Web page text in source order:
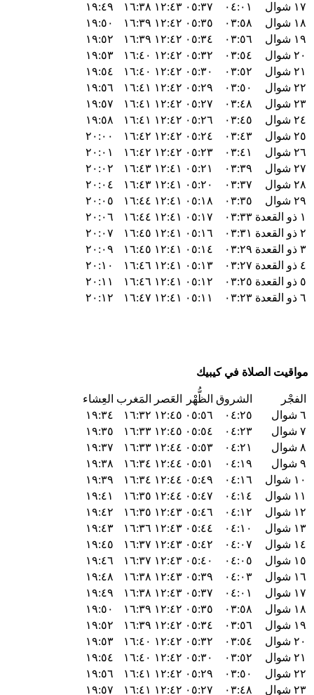
١٧ شوال
٠٤:٠١ ٠٥:٣٧ ١٢:٤٣ ١٦:٣٨
١٩:٤٩
١٨ شوال
٠٣:٥٨ ٠٥:٣٥ ١٢:٤٢ ١٦:٣٩
١٩:٥٠
١٩ شوال
٠٣:٥٦ ٠٥:٣٤ ١٢:٤٢ ١٦:٣٩
١٩:٥٢
٢٠ شوال
٠٣:٥٤ ٠٥:٣٢ ١٢:٤٢ ١٦:٤٠
١٩:٥٣
٢١ شوال
٠٣:٥٢ ٠٥:٣٠ ١٢:٤٢ ١٦:٤٠
١٩:٥٤
٢٢ شوال
٠٣:٥٠ ٠٥:٢٩ ١٢:٤٢ ١٦:٤١
١٩:٥٦
٢٣ شوال
٠٣:٤٨ ٠٥:٢٧ ١٢:٤٢ ١٦:٤١
١٩:٥٧
٢٤ شوال
٠٣:٤٥ ٠٥:٢٦ ١٢:٤٢ ١٦:٤١
١٩:٥٨
٢٥ شوال
٠٣:٤٣ ٠٥:٢٤ ١٢:٤٢ ١٦:٤٢
٢٠:٠٠
٢٦ شوال
٠٣:٤١ ٠٥:٢٣ ١٢:٤٢ ١٦:٤٢
٢٠:٠١
٢٧ شوال
٠٣:٣٩ ٠٥:٢١ ١٢:٤١ ١٦:٤٣
٢٠:٠٢
٢٨ شوال
٠٣:٣٧ ٠٥:٢٠ ١٢:٤١ ١٦:٤٣
٢٠:٠٤
٢٩ شوال
٠٣:٣٥ ٠٥:١٨ ١٢:٤١ ١٦:٤٤
٢٠:٠٥
١ ذو القعدة
٠٣:٣٣ ٠٥:١٧ ١٢:٤١ ١٦:٤٤
٢٠:٠٦
٢ ذو القعدة
٠٣:٣١ ٠٥:١٦ ١٢:٤١ ١٦:٤٥
٢٠:٠٧
٣ ذو القعدة
٠٣:٢٩ ٠٥:١٤ ١٢:٤١ ١٦:٤٥
٢٠:٠٩
٤ ذو القعدة
٠٣:٢٧ ٠٥:١٣ ١٢:٤١ ١٦:٤٦
٢٠:١٠
٥ ذو القعدة
٠٣:٢٥ ٠٥:١٢ ١٢:٤١ ١٦:٤٦
٢٠:١١
٦ ذو القعدة
٠٣:٢٣ ٠٥:١١ ١٢:٤١ ١٦:٤٧ ٢٠:١٢
مواقيت الصلاة في كيبيك
الفجْر الشروق الظُّهْر العَصر المَغرب العِشاء
٦ شوال
٠٤:٢٥ ٠٥:٥٦ ١٢:٤٥ ١٦:٣٢
١٩:٣٤
٧ شوال
٠٤:٢٣ ٠٥:٥٤ ١٢:٤٥ ١٦:٣٣
١٩:٣٥
٨ شوال
٠٤:٢١ ٠٥:٥٣ ١٢:٤٤ ١٦:٣٣
١٩:٣٧
٩ شوال
٠٤:١٩ ٠٥:٥١ ١٢:٤٤ ١٦:٣٤
١٩:٣٨
١٠ شوال
٠٤:١٦ ٠٥:٤٩ ١٢:٤٤ ١٦:٣٤
١٩:٣٩
١١ شوال
٠٤:١٤ ٠٥:٤٧ ١٢:٤٤ ١٦:٣٥
١٩:٤١
١٢ شوال
٠٤:١٢ ٠٥:٤٦ ١٢:٤٣ ١٦:٣٥
١٩:٤٢
١٣ شوال
٠٤:١٠ ٠٥:٤٤ ١٢:٤٣ ١٦:٣٦
١٩:٤٣
١٤ شوال
٠٤:٠٧ ٠٥:٤٢ ١٢:٤٣ ١٦:٣٧
١٩:٤٥
١٥ شوال
٠٤:٠٥ ٠٥:٤٠ ١٢:٤٣ ١٦:٣٧
١٩:٤٦
١٦ شوال
٠٤:٠٣ ٠٥:٣٩ ١٢:٤٣ ١٦:٣٨
١٩:٤٨
١٧ شوال
٠٤:٠١ ٠٥:٣٧ ١٢:٤٣ ١٦:٣٨
١٩:٤٩
١٨ شوال
٠٣:٥٨ ٠٥:٣٥ ١٢:٤٢ ١٦:٣٩
١٩:٥٠
١٩ شوال
٠٣:٥٦ ٠٥:٣٤ ١٢:٤٢ ١٦:٣٩
١٩:٥٢
٢٠ شوال
٠٣:٥٤ ٠٥:٣٢ ١٢:٤٢ ١٦:٤٠
١٩:٥٣
٢١ شوال
٠٣:٥٢ ٠٥:٣٠ ١٢:٤٢ ١٦:٤٠
١٩:٥٤
٢٢ شوال
٠٣:٥٠ ٠٥:٢٩ ١٢:٤٢ ١٦:٤١
١٩:٥٦
٢٣ شوال
٠٣:٤٨ ٠٥:٢٧ ١٢:٤٢ ١٦:٤١
١٩:٥٧